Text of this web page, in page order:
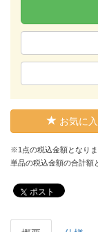
お気に
※1点の税込金額となりま
単品の税込金額の合計額
ポスト